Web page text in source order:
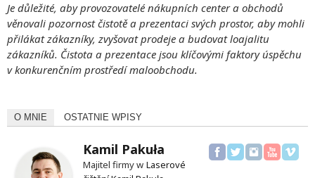
Je důležité, aby provozovatelé nákupních center a obchodů
věnovali pozornost čistotě a prezentaci svých prostor, aby mohli
přilákat zákazníky, zvyšovat prodeje a budovat loajalitu
zákazníků. Čistota a prezentace jsou klíčovými faktory úspěchu
v konkurenčním prostředí maloobchodu.
O MNIE OSTATNIE WPISY
Kamil Pakuła
Majitel firmy w Laserové